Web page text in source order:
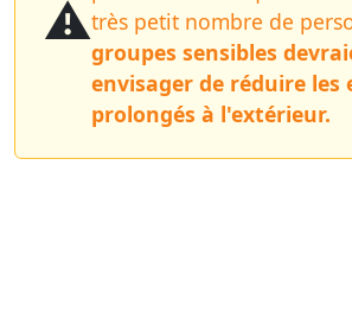
⚠️très petit nombre de
groupes sensibles
envisager de réduire les
prolongés à l'extérieur.